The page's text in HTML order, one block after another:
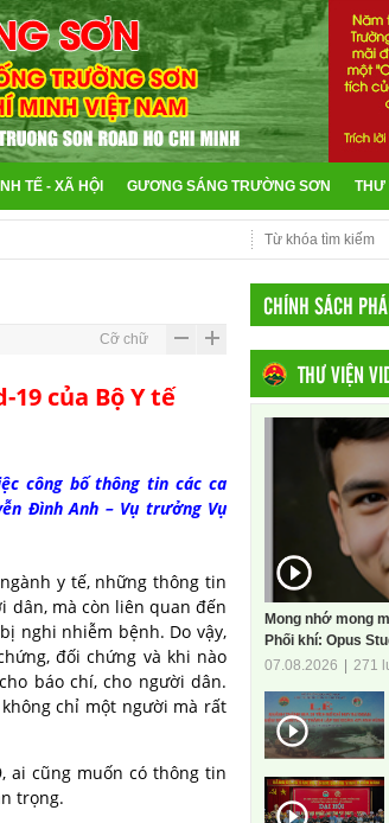
TẾ - XÃ HỘI GƯƠNG SÁNG TRƯỜNG SƠN THƯ
Cỡ chữ
của Bộ Y tế
công bố thông tin các ca
Đình Anh – Vụ trưởng Vụ
y tế, những thông tin
dân, mà còn liên quan đến
nghi nhiễm bệnh. Do vậy,
đối chứng và khi nào
báo chí, cho người dân.
chỉ một người mà rất
ai cũng muốn có thông tin
trọng.
CHÍNH SÁCH
THƯ VIỆN
Mong nhớ mong
Phối khí: Opus
07.08.2026
271